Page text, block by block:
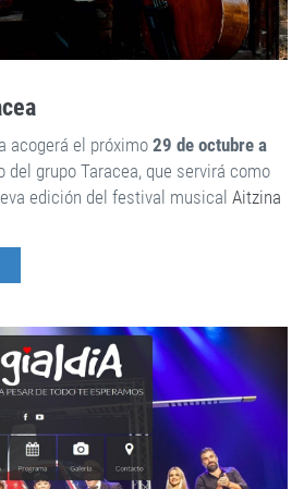
acogerá el próximo 29 de octubre a
del grupo Taracea, que servirá como
edición del festival musical Aitzina